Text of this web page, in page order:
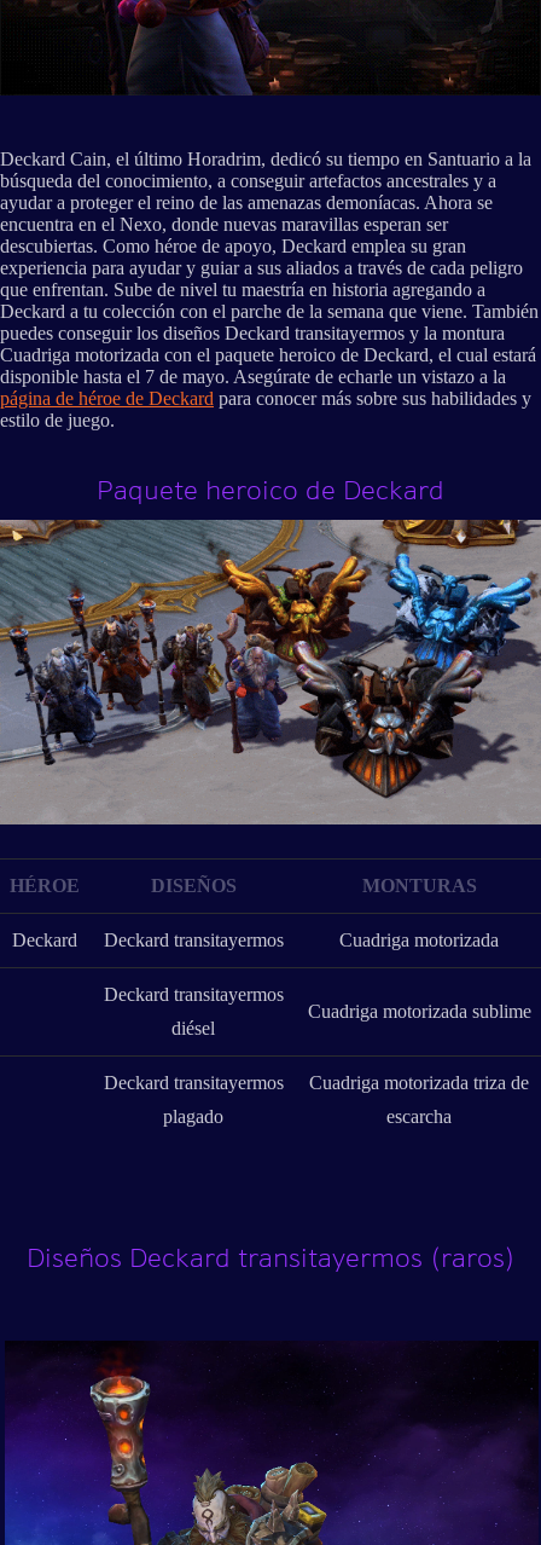
Deckard Cain, el último Horadrim, dedicó su tiempo en Santuario a la
búsqueda del conocimiento, a conseguir artefactos ancestrales y a
ayudar a proteger el reino de las amenazas demoníacas. Ahora se
encuentra en el Nexo, donde nuevas maravillas esperan ser
descubiertas. Como héroe de apoyo, Deckard emplea su gran
experiencia para ayudar y guiar a sus aliados a través de cada peligro
que enfrentan. Sube de nivel tu maestría en historia agregando a
Deckard a tu colección con el parche de la semana que viene. También
puedes conseguir los diseños Deckard transitayermos y la montura
Cuadriga motorizada con el paquete heroico de Deckard, el cual estará
disponible hasta el 7 de mayo. Asegúrate de echarle un vistazo a la
página de héroe de Deckard para conocer más sobre sus habilidades y
estilo de juego.
Paquete heroico de Deckard
HÉROE DISEÑOS MONTURAS
Deckard Deckard transitayermos Cuadriga motorizada
Deckard transitayermos
diésel
Cuadriga motorizada sublime
Deckard transitayermos
plagado
Cuadriga motorizada triza de
escarcha
Diseños Deckard transitayermos (raros)